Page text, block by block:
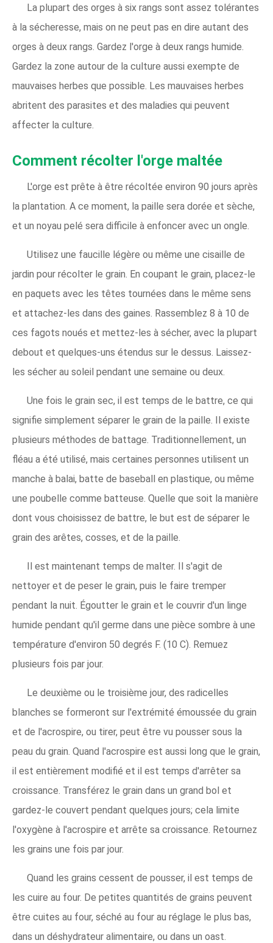
La plupart des orges à six rangs sont assez tolérantes
à la sécheresse, mais on ne peut pas en dire autant des
orges à deux rangs. Gardez l'orge à deux rangs humide.
Gardez la zone autour de la culture aussi exempte de
mauvaises herbes que possible. Les mauvaises herbes
abritent des parasites et des maladies qui peuvent
affecter la culture.
Comment récolter l'orge maltée
L'orge est prête à être récoltée environ 90 jours après
la plantation. A ce moment, la paille sera dorée et sèche,
et un noyau pelé sera difficile à enfoncer avec un ongle.
Utilisez une faucille légère ou même une cisaille de
jardin pour récolter le grain. En coupant le grain, placez-le
en paquets avec les têtes tournées dans le même sens
et attachez-les dans des gaines. Rassemblez 8 à 10 de
ces fagots noués et mettez-les à sécher, avec la plupart
debout et quelques-uns étendus sur le dessus. Laissez-
les sécher au soleil pendant une semaine ou deux.
Une fois le grain sec, il est temps de le battre, ce qui
signifie simplement séparer le grain de la paille. Il existe
plusieurs méthodes de battage. Traditionnellement, un
fléau a été utilisé, mais certaines personnes utilisent un
manche à balai, batte de baseball en plastique, ou même
une poubelle comme batteuse. Quelle que soit la manière
dont vous choisissez de battre, le but est de séparer le
grain des arêtes, cosses, et de la paille.
Il est maintenant temps de malter. Il s'agit de
nettoyer et de peser le grain, puis le faire tremper
pendant la nuit. Égoutter le grain et le couvrir d'un linge
humide pendant qu'il germe dans une pièce sombre à une
température d'environ 50 degrés F. (10 C). Remuez
plusieurs fois par jour.
Le deuxième ou le troisième jour, des radicelles
blanches se formeront sur l'extrémité émoussée du grain
et de l'acrospire, ou tirer, peut être vu pousser sous la
peau du grain. Quand l'acrospire est aussi long que le grain,
il est entièrement modifié et il est temps d'arrêter sa
croissance. Transférez le grain dans un grand bol et
gardez-le couvert pendant quelques jours; cela limite
l'oxygène à l'acrospire et arrête sa croissance. Retournez
les grains une fois par jour.
Quand les grains cessent de pousser, il est temps de
les cuire au four. De petites quantités de grains peuvent
être cuites au four, séché au four au réglage le plus bas,
dans un déshydrateur alimentaire, ou dans un oast.